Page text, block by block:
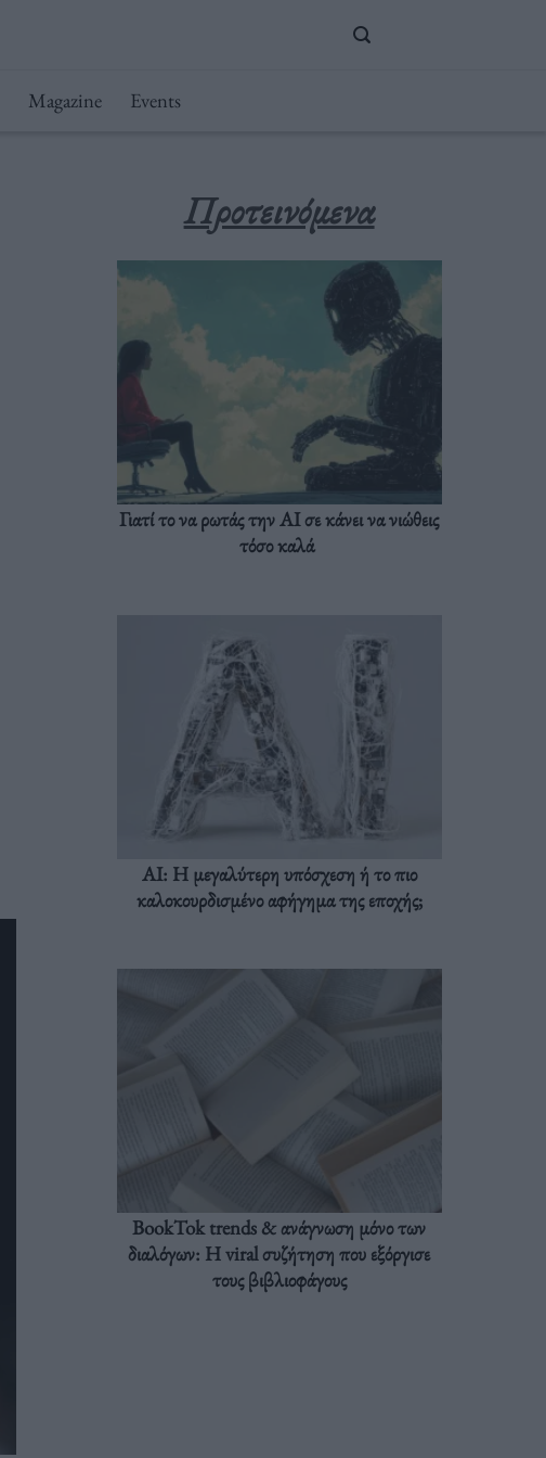
Magazine Events
Προτεινόμενα
Γιατί το να ρωτάς την AI σε κάνει να νιώθεις
τόσο καλά
AI: Η μεγαλύτερη υπόσχεση ή το πιο
καλοκουρδισμένο αφήγημα της εποχής;
BookTok trends & ανάγνωση μόνο των
διαλόγων: Η viral συζήτηση που εξόργισε
τους βιβλιοφάγους